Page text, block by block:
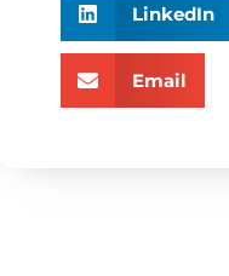
LinkedIn
Email